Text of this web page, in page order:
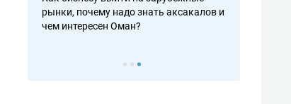
рынки, почему надо знать аксакалов и
чем интересен Оман?